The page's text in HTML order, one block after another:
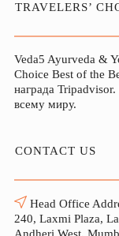
TRAVELERS’
Veda5 Ayurveda &
Choice Best of the
награда
всему миру.
CONTACT US
Head Office
240, Laxmi Plaza,